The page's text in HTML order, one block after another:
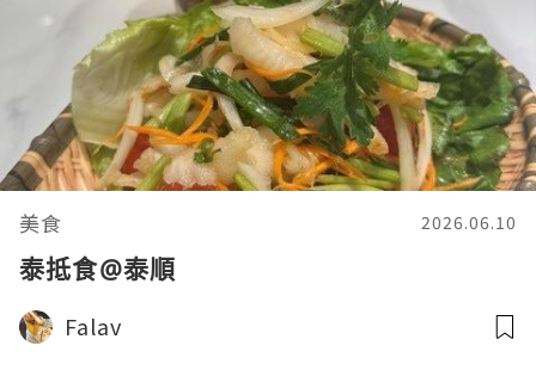
美食 2026.06.10
泰抵食@泰順
Falav